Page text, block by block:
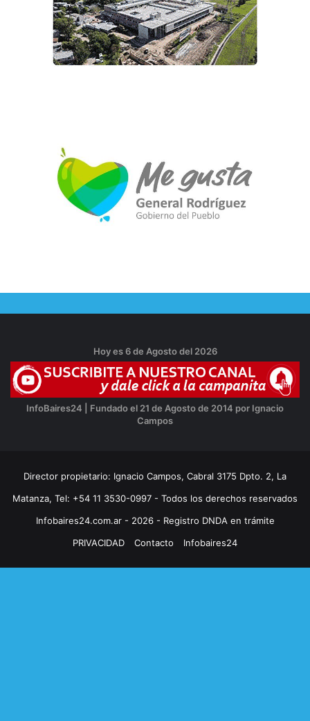
Hoy es 6 de Agosto del 2026
InfoBaires24 | Fundado el 21 de Agosto de 2014 por Ignacio
Campos
Director propietario: Ignacio Campos, Cabral 3175 Dpto. 2, La
Matanza, Tel: +54 11 3530-0997 - Todos los derechos reservados
Infobaires24.com.ar - 2026 - Registro DNDA en trámite
PRIVACIDAD
Contacto Infobaires24